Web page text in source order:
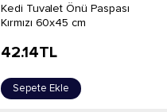
Kedi Tuvalet Önü Paspası
Kırmızı 60x45 cm
42.14TL
Sepete Ekle